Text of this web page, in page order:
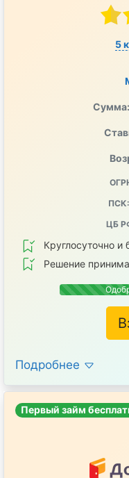
5
Сумма:
ПСК:
ЦБ
Круглосуточно и
Решение
Подробнее
Первый займ